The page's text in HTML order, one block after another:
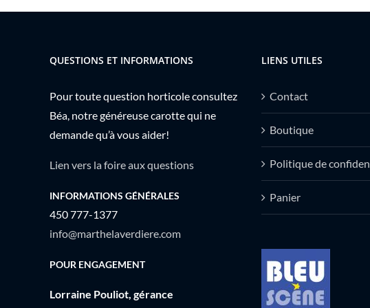
QUESTIONS ET INFORMATIONS
Pour toute question horticole consultez
Béa, notre généreuse carotte qui ne
demande qu’à vous aider!
Lien vers la foire aux questions
INFORMATIONS GÉNÉRALES
450 777-1377
info@marthelaverdiere.com
POUR ENGAGEMENT
Lorraine Pouliot, gérance
LIENS UTILES
Contact
Boutique
Politique de
Panier